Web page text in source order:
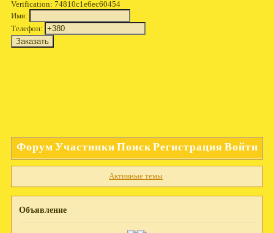
Verification: 74810c1e6ec60454
Имя:
Телефон:
Форум Участники ПоискРегистрация Войти
Активные темы
Объявление